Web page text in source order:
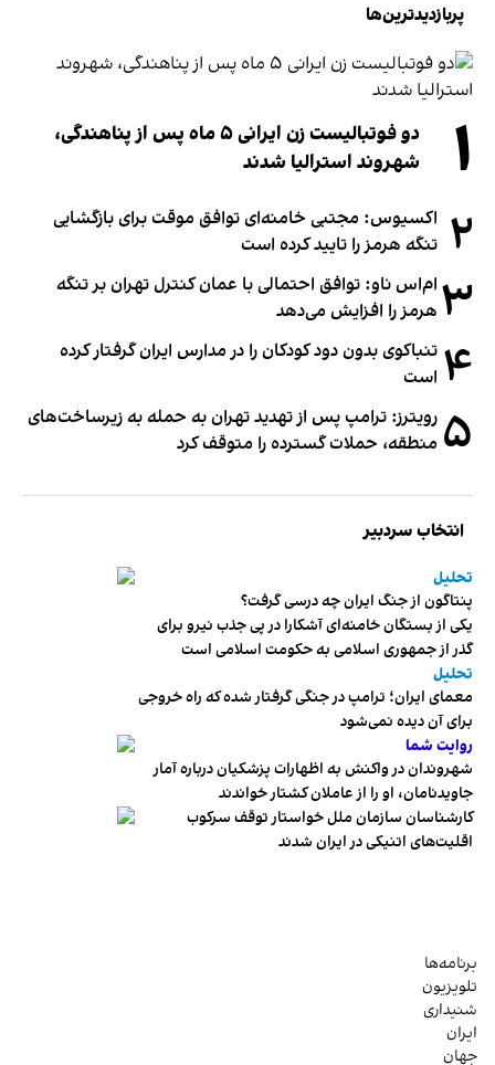
پربازدیدترین‌ها
۱
دو فوتبالیست زن ایرانی ۵ ماه پس از پناهندگی،
شهروند استرالیا شدند
۲ اکسیوس: مجتبی خامنه‌ای توافق موقت برای بازگشایی
تنگه هرمز را تایید کرده است
۳ ام‌اس ناو: توافق احتمالی با عمان کنترل تهران بر تنگه
هرمز را افزایش می‌دهد
۴ تنباکوی بدون دود کودکان را در مدارس ایران گرفتار کرده
است
۵ رویترز: ترامپ پس از تهدید تهران به حمله به زیرساخت‌های
منطقه، حملات گسترده را متوقف کرد
انتخاب سردبیر
تحلیل
پنتاگون از جنگ ایران چه درسی گرفت؟
یکی از بستگان خامنه‌ای آشکارا در پی جذب نیرو برای
گذر از جمهوری اسلامی به حکومت اسلامی است
تحلیل
معمای ایران؛ ترامپ در جنگی گرفتار شده که راه خروجی
برای آن دیده نمی‌شود
روایت شما
شهروندان در واکنش به اظهارات پزشکیان درباره آمار
جاویدنامان، او را از عاملان کشتار خواندند
کارشناسان سازمان ملل خواستار توقف سرکوب
اقلیت‌های اتنیکی در ایران شدند
برنامه‌ها
تلویزیون
شنیداری
ایران
جهان